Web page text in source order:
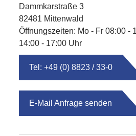
Dammkarstraße 3
82481 Mittenwald
Öffnungszeiten: Mo - Fr 08:00 -
14:00 - 17:00 Uhr
Tel: +49 (0) 8823 / 33-0
E-Mail Anfrage senden